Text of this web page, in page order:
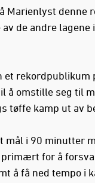
Marienlyst denne
de andre lagene
et rekordpublikum
å omstille seg til
tøffe kamp ut av
mål i 90 minutter
for å
å få ned tempo i